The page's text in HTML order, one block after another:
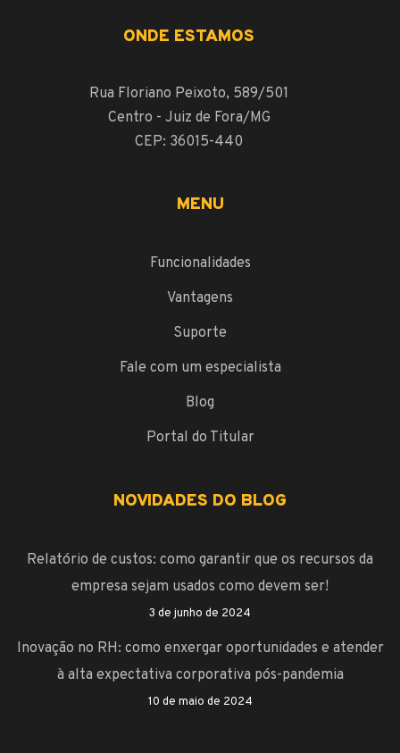
ONDE ESTAMOS
Rua Floriano Peixoto, 589/501
Centro - Juiz de Fora/MG
CEP: 36015-440
MENU
Funcionalidades
Vantagens
Suporte
Fale com um especialista
Blog
Portal do Titular
NOVIDADES DO BLOG
Relatório de custos: como garantir que os recursos da
empresa sejam usados como devem ser!
3 de junho de 2024
Inovação no RH: como enxergar oportunidades e atender
à alta expectativa corporativa pós-pandemia
10 de maio de 2024